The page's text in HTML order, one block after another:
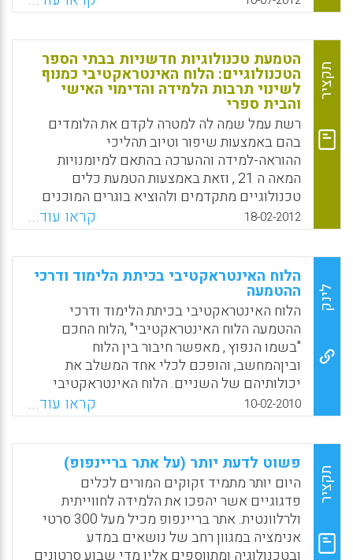
מורות מהלו"א כעזר הוראתי בסביבה המסורתית
(עולם ישן). תורם להעצמת המורה ופתוח מיומנויות
תקשוביות (עולם חדש). בכך שהוא משפר ומגוון
תהליכי הוראה למידה מחד ועוזר להעלות קשב,
התעניינות והשתתפות התלמידים מאידך ( גילה
קורץ, אתי כוכבי, קרן דוד) .
WhatsApp
Facebook
Email
X
תקציר
הטמעת טכנולוגיות חדשניות בבתי הספר
הטכנולוגיים: הלוח האינטראקטיבי כמנוף
לשינוי תרבות הלמידה והדימוי האישי
והבית ספרי
רשת עמל שמה לה למטרה לקדם את הלומדים
בהם באמצעות שיפור וטיוב תהליכי
ההוראה-למידה וההערכה בהתאם למיומנויות
המאה ה 21 , וזאת באמצעות הטמעת כלים
טכנולוגיים מתקדמים ולהוציא בוגרים המוכנים
להתמודדות בעולם המאה ה 21 . האמצעי
הטכנולוגי שנבחר הוא הלוח האינטראקטיבי,
המשלב את יכולות המחשב והאינטרנט עם צורכי
המורה, מזמן למידה אינטראקטיבית משתפת,
מאפשר למורים להכין שיעורים בפורמט דיגיטלי,
כדי למשוך את תשומת לבו של התלמיד,
ולהתמודד עם סגנונות למידה שונים, ומתוך כך
יכול להוות מנוף לשינוי פדגוגי נרחב ( גילי אלון ,
אתי כוכבי ) .
WhatsApp
Facebook
Email
X
18-02-2012 קראו עוד...
לינק
הלוח האינטראקטיבי בכיתת הלימוד ודרכי
ההטמעה
הלוח האינטראקטיבי בכיתת הלימוד ודרכי
ההטמעה הלוח האינטראקטיבי" ,הלוח החכם
"בשמו הנפוץ , מאפשר חיבור בין הלוח
וביןהמחשב, והופכם לכלי אחד המשלב את
יכולותיהם של השניים. הלוח האינטראקטיבי
מאפשר למורה להמשיך לנהל את השיעור ממקומו
הרגיל – לידהלוח ומול הכיתה . עם זאת, הלוח
מעניק הן למורה והן לתלמידים גישה מידית אל
מגוון יישומים במחשב ובאינטרנט .באפשרותו
של כלי זה להסיר חסמים טכנולוגיים וקשיים
ארגוניים שונים. נוסף על כך הלוח מאפשר מעבר
להוראה בסביבה מתוקשבת בכיתה בדרך פדגוגית,
המעודדת שיתוף תלמידים ומאפשר למידה -
הוראה אינטראקטיביות . בשנתיים האחרונות החל
10-02-2010 קראו עוד...
תקציר
פשוט לדעת יותר (על אתר בריינפופ)
היום יותר מתמיד זקוקים המורים לכלים
פדגוגיים אשר יהפכו את הלמידה לחווייתית
ולרלוונטית. אתר בריינפופ מכיל מעל 300 סרטי
אנימציה במגוון רחב של נושאים במדע